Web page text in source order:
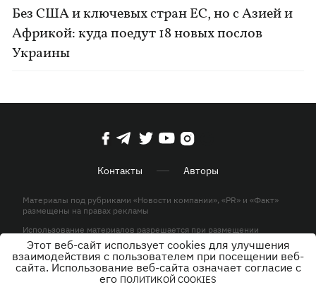
Без США и ключевых стран ЕС, но с Азией и
Африкой: куда поедут 18 новых послов
Украины
Контакты Авторы
Материалы под рубриками «Новости компании», «PR» и «Факт»
размещены на правах рекламы
Использование материалов разрешается при размещении
активной гиперссылки на KP.UA в первом абзаце.
© ООО «ЮЛАВ МЕДИА»,2026. Все права защищены.
Этот веб-сайт использует cookies для улучшения
взаимодействия с пользователем при посещении веб-
сайта. Использование веб-сайта означает согласие с
его ПОЛИТИКОЙ COOKIES